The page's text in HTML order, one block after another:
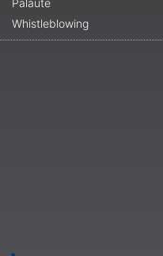
Palaute
Whistleblowing